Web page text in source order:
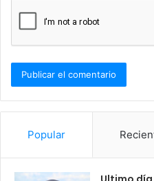
Popular